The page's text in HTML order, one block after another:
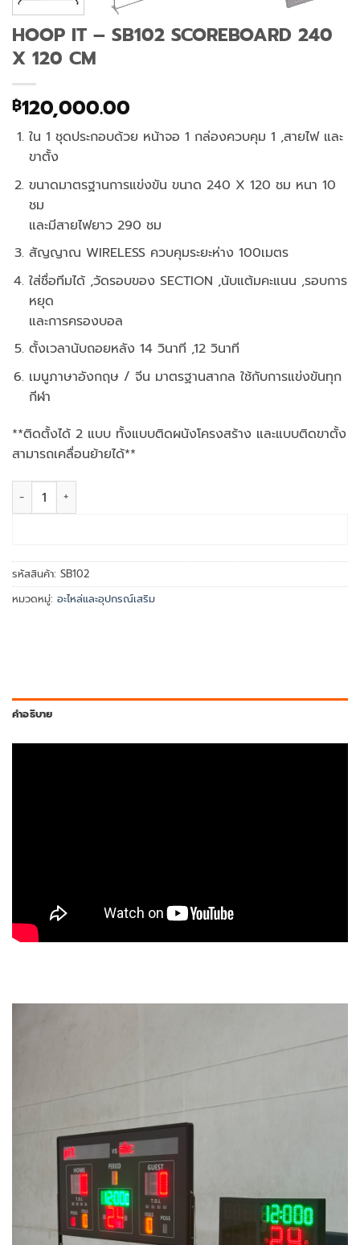
HOOP IT – SB102 SCOREBOARD 240
X 120 CM
฿120,000.00
ใน 1 ชุดประกอบด้วย หน้าจอ 1 กล่องควบคุม 1 ,สายไฟ และ
ขาตั้ง
ขนาดมาตรฐานการแข่งขัน ขนาด 240 X 120 ชม หนา 10
ชม
และมีสายไฟยาว 290 ชม
สัญญาณ WIRELESS ควบคุมระยะห่าง 100เมตร
ใส่ชื่อทีมได้ ,วัดรอบของ SECTION ,นับแต้มคะแนน ,รอบการ
หยุด
และการครองบอล
ตั้งเวลานับถอยหลัง 14 วินาที ,12 วินาที
เมนูภาษาอังกฤษ / จีน มาตรฐานสากล ใช้กับการแข่งขันทุก
กีฬา
**ติดตั้งได้ 2 แบบ ทั้งแบบติดผนังโครงสร้าง และแบบติดขาตั้ง
สามารถเคลื่อนย้ายได้**
จำนวน HOOP IT - SB102 SCOREBOARD 240 X 120 CM ชิ้น
รหัสสินค้า: SB102
หมวดหมู่: อะไหล่และอุปกรณ์เสริม
คำอธิบาย